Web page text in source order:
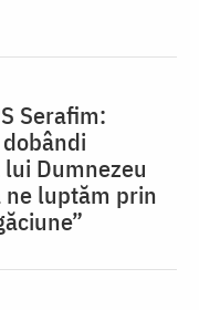
Serafim:
Dumnezeu
ne luptăm prin